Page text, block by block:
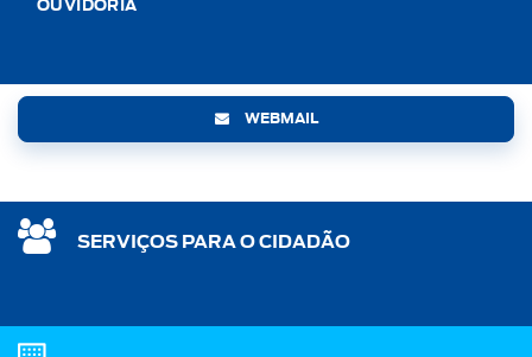
OUVIDORIA
WEBMAIL
SERVIÇOS PARA O CIDADÃO